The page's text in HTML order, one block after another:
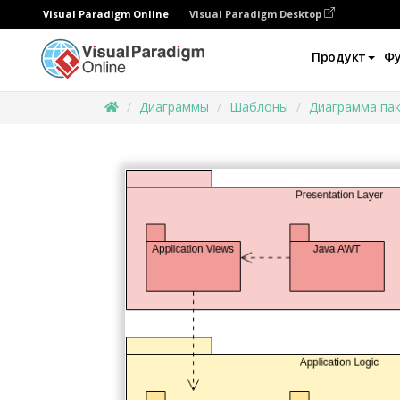
Visual Paradigm Online Visual Paradigm Desktop
Продукт
Диаграммы Шаблоны Диаграмма